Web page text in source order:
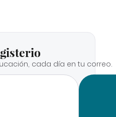
cada día en tu correo.